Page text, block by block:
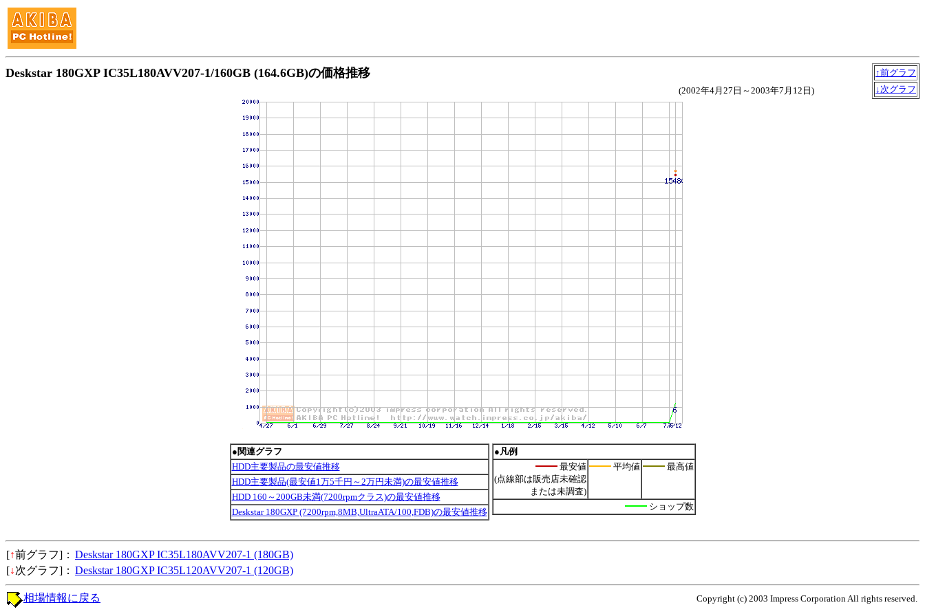
Deskstar 180GXP IC35L180AVV207-1/160GB (164.6GB)の価格推移
↑前グラフ
↓次グラフ
(2002年4月27日～2003年7月12日)
●関連グラフ
HDD主要製品の最安値推移
HDD主要製品(最安値1万5千円～2万円未満)の最安値推移
HDD 160～200GB未満(7200rpmクラス)の最安値推移
Deskstar 180GXP (7200rpm,8MB,UltraATA/100,FDB)の最安値推移
●凡例
最安値
(点線部は販売店未確認
または未調査)
平均値 最高値
ショップ数
[↑前グラフ]： Deskstar 180GXP IC35L180AVV207-1 (180GB)
[↓次グラフ]： Deskstar 180GXP IC35L120AVV207-1 (120GB)
Copyright (c) 2003 Impress Corporation All rights reserved.
相場情報に戻る